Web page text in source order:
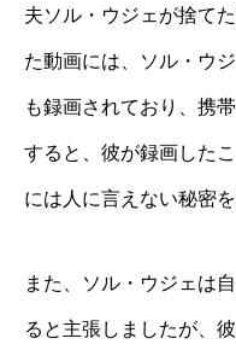
夫ソル・ウジェが捨て
た動画には、ソル・ウ
も録画されており、携
すると、彼が録画した
には人に言えない秘密
また、ソル・ウジェは
ると主張しましたが、